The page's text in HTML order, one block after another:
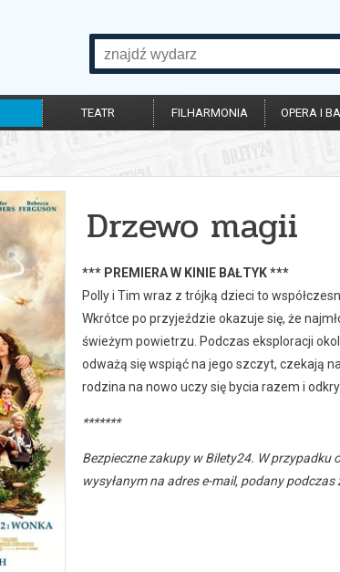
TEATR FILHARMONIA OPERA I
Drzewo magii
*** PREMIERA W KINIE BAŁTYK ***
Polly i Tim wraz z trójką dzieci to
Wkrótce po przyjeździe okazuje się, że
świeżym powietrzu. Podczas eksploracji
odważą się wspiąć na jego szczyt, czekają
rodzina na nowo uczy się bycia razem i
*******
Bezpieczne zakupy w Bilety24. W
wysyłanym na adres e-mail, podany podczas